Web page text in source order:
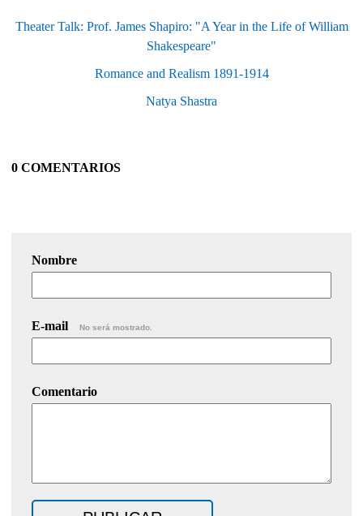
Theater Talk: Prof. James Shapiro: "A Year in the Life of William
Shakespeare"
Romance and Realism 1891-1914
Natya Shastra
0 COMENTARIOS
Nombre
E-mail No será mostrado.
Comentario